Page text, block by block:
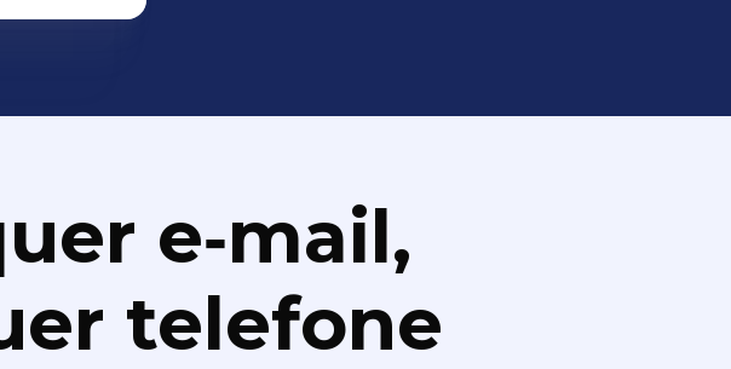
e‑mail,
telefone